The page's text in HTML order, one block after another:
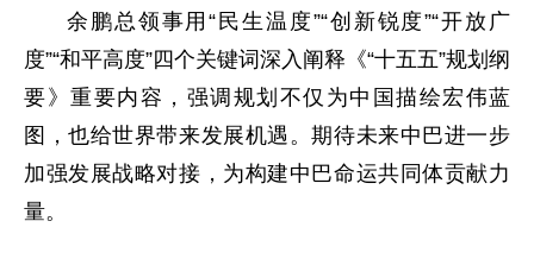
余鹏总领事用“民生温度”“创新锐度”“开放广
度”“和平高度”四个关键词深入阐释《“十五五”规划纲
要》重要内容，强调规划不仅为中国描绘宏伟蓝
图，也给世界带来发展机遇。期待未来中巴进一步
加强发展战略对接，为构建中巴命运共同体贡献力
量。